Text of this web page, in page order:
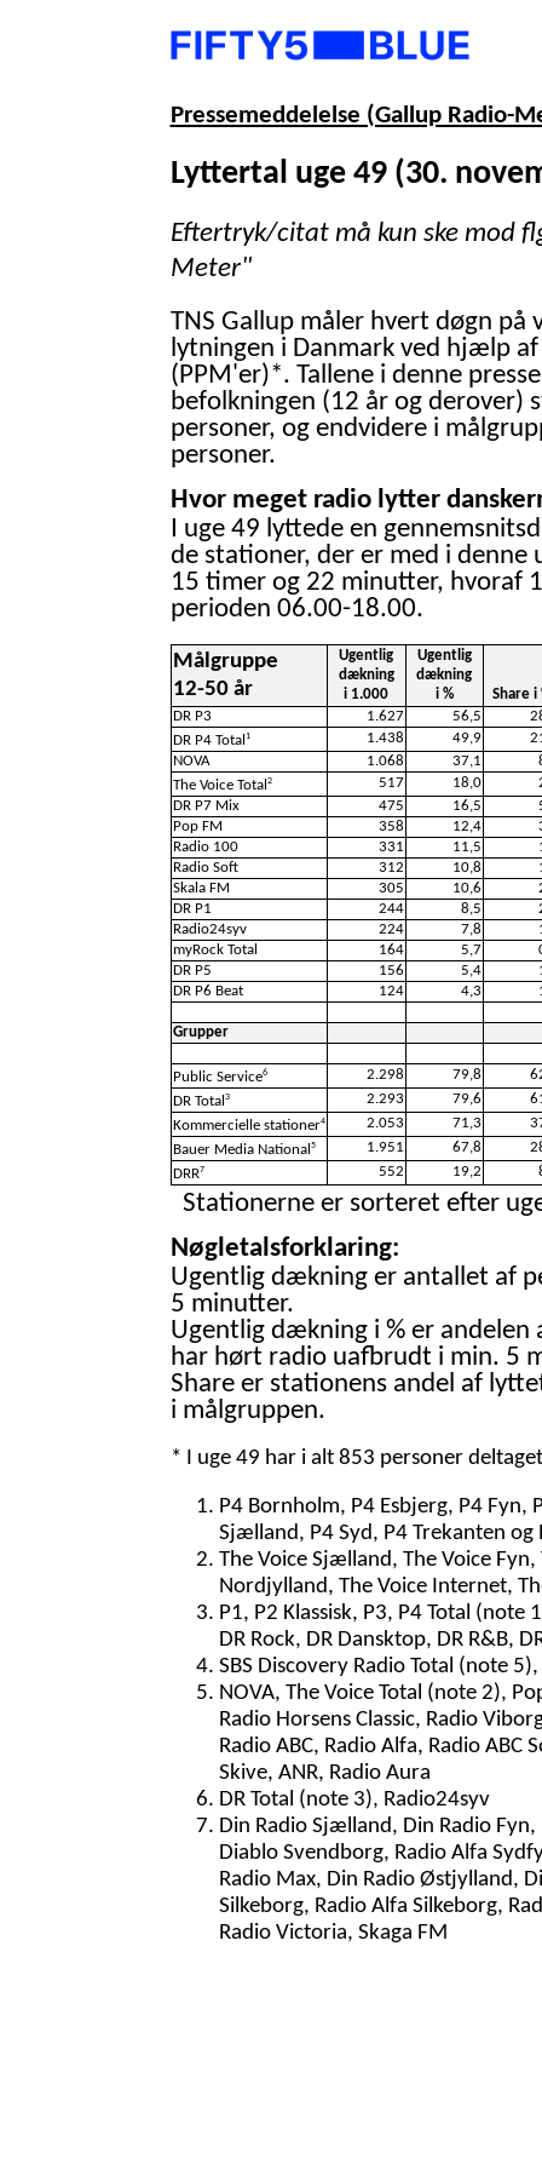
Pressemeddelelse (Gallup Radio-
Lyttertal uge 49 (30.
Eftertryk/citat må kun ske mod
Meter"
TNS Gallup måler hvert døgn på
lytningen i Danmark ved hjælp
(PPM'er)*. Tallene i denne
befolkningen (12 år og derover)
personer, og endvidere i
personer.
Hvor meget radio lytter
I uge 49 lyttede en
de stationer, der er med i denne
15 timer og 22 minutter, hvoraf
perioden 06.00-18.00.
Målgruppe
12-50 år
Ugentlig
dækning
i 1.000
Ugentlig
dækning
i %
Share i
DR P3
1.627 56,5
DR P4 Total 1 1.438 49,9
NOVA
1.068 37,1
The Voice Total 2 517 18,0
DR P7 Mix
475 16,5
Pop FM
358 12,4
Radio 100
331 11,5
Radio Soft
312 10,8
Skala FM
305 10,6
DR P1
244 8,5
Radio24syv
224 7,8
myRock Total
164 5,7
DR P5
156 5,4
DR P6 Beat
124 4,3
Grupper
Public Service6 2.298 79,8
DR Total 3 2.293 79,6
Kommercielle stationer4 2.053 71,3
Bauer Media National 5 1.951 67,8
DRR7 552 19,2
Stationerne er sorteret efter
Nøgletalsforklaring:
Ugentlig dækning er antallet af
5 minutter.
Ugentlig dækning i % er
har hørt radio uafbrudt i min. 5
Share er stationens andel af
i målgruppen.
* I uge 49 har i alt 853 personer
P4 Bornholm, P4 Esbjerg, P4
Sjælland, P4 Syd, P4 Trekanten
The Voice Sjælland, The Voice
Nordjylland, The Voice Internet,
P1, P2 Klassisk, P3, P4 Total (note
DR Rock, DR Dansktop, DR R&B,
SBS Discovery Radio Total (note
NOVA, The Voice Total (note 2),
Radio Horsens Classic, Radio
Radio ABC, Radio Alfa, Radio
Skive, ANR, Radio Aura
DR Total (note 3), Radio24syv
Din Radio Sjælland, Din Radio Fyn,
Diablo Svendborg, Radio Alfa
Radio Max, Din Radio Østjylland,
Silkeborg, Radio Alfa Silkeborg,
Radio Victoria, Skaga FM